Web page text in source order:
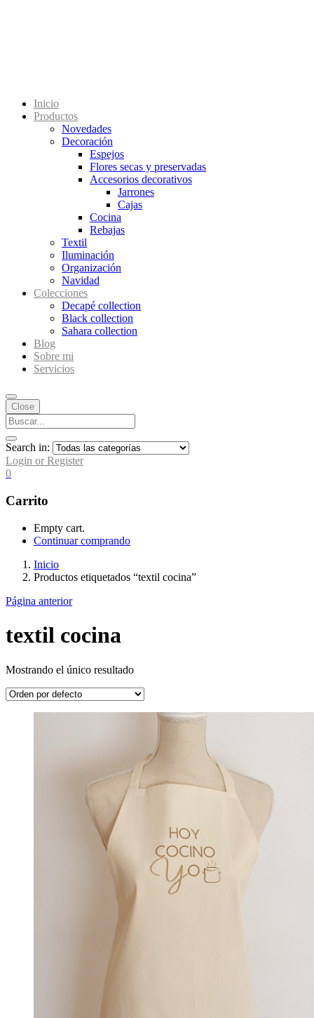
Inicio
Productos
Novedades
Decoración
Espejos
Flores secas y preservadas
Accesorios decorativos
Jarrones
Cajas
Cocina
Rebajas
Textil
Iluminación
Organización
Navidad
Colecciones
Decapé collection
Black collection
Sahara collection
Blog
Sobre mi
Servicios
Close
Search in:
Login or Register
0
Carrito
Empty cart.
Continuar comprando
Inicio
Productos etiquetados “textil cocina”
Página anterior
textil cocina
Mostrando el único resultado